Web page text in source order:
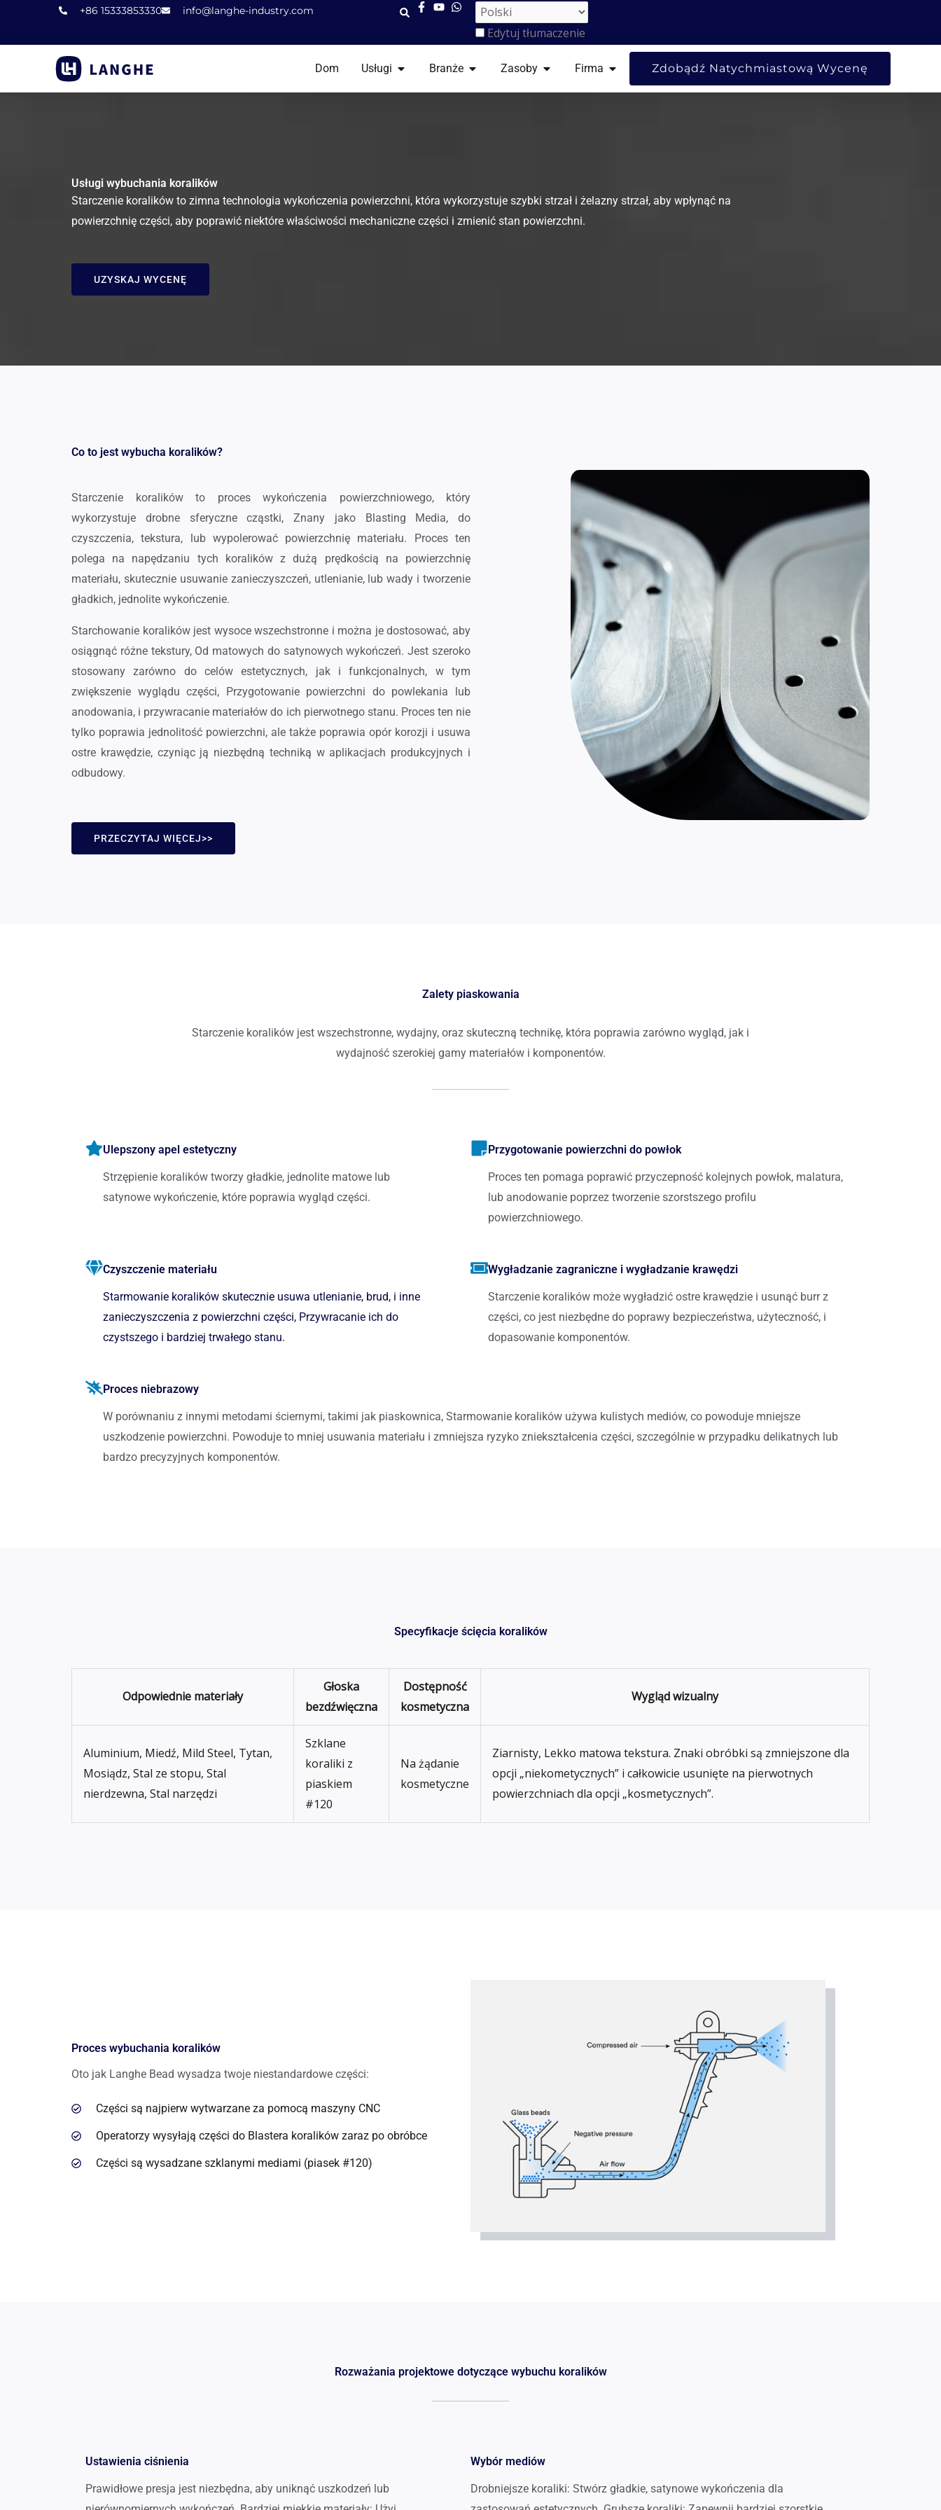
treści
+86 15333853330 info@langhe-industry.com
Edytuj tłumaczenie
Dom Usługi OTWARTE USŁUGI
Branże OTWARTE BRANŻE
Zasoby OTWARTE ZASOBY
Firma OTWARTE FIRMAZdobądź Natychmiastową Wycenę
Usługi wybuchania koralików
Starczenie koralików to zimna technologia wykończenia powierzchni, która wykorzystuje szybki strzał i żelazny strzał, aby wpłynąć na
powierzchnię części, aby poprawić niektóre właściwości mechaniczne części i zmienić stan powierzchni.
UZYSKAJ WYCENĘ
Co to jest wybucha koralików?
Starczenie koralików to proces wykończenia powierzchniowego, który
wykorzystuje drobne sferyczne cząstki, Znany jako Blasting Media, do
czyszczenia, tekstura, lub wypolerować powierzchnię materiału. Proces ten
polega na napędzaniu tych koralików z dużą prędkością na powierzchnię
materiału, skutecznie usuwanie zanieczyszczeń, utlenianie, lub wady i tworzenie
gładkich, jednolite wykończenie.
Starchowanie koralików jest wysoce wszechstronne i można je dostosować, aby
osiągnąć różne tekstury, Od matowych do satynowych wykończeń. Jest szeroko
stosowany zarówno do celów estetycznych, jak i funkcjonalnych, w tym
zwiększenie wyglądu części, Przygotowanie powierzchni do powlekania lub
anodowania, i przywracanie materiałów do ich pierwotnego stanu. Proces ten nie
tylko poprawia jednolitość powierzchni, ale także poprawia opór korozji i usuwa
ostre krawędzie, czyniąc ją niezbędną techniką w aplikacjach produkcyjnych i
odbudowy.
PRZECZYTAJ WIĘCEJ>>
Zalety piaskowania
Starczenie koralików jest wszechstronne, wydajny, oraz skuteczną technikę, która poprawia zarówno wygląd, jak i
wydajność szerokiej gamy materiałów i komponentów.
Ulepszony apel estetyczny
Strzępienie koralików tworzy gładkie, jednolite matowe lub
satynowe wykończenie, które poprawia wygląd części.
Przygotowanie powierzchni do powłok
Proces ten pomaga poprawić przyczepność kolejnych powłok, malatura,
lub anodowanie poprzez tworzenie szorstszego profilu
powierzchniowego.
Czyszczenie materiału
Starmowanie koralików skutecznie usuwa utlenianie, brud, i inne
zanieczyszczenia z powierzchni części, Przywracanie ich do
czystszego i bardziej trwałego stanu.
Wygładzanie zagraniczne i wygładzanie krawędzi
Starczenie koralików może wygładzić ostre krawędzie i usunąć burr z
części, co jest niezbędne do poprawy bezpieczeństwa, użyteczność, i
dopasowanie komponentów.
Proces niebrazowy
W porównaniu z innymi metodami ściernymi, takimi jak piaskownica, Starmowanie koralików używa kulistych mediów, co powoduje mniejsze
uszkodzenie powierzchni. Powoduje to mniej usuwania materiału i zmniejsza ryzyko zniekształcenia części, szczególnie w przypadku delikatnych lub
bardzo precyzyjnych komponentów.
Specyfikacje ścięcia koralików
Odpowiednie materiały
Głoska
bezdźwięczna
Dostępność
kosmetyczna
Wygląd wizualny
Aluminium, Miedź, Mild Steel, Tytan,
Mosiądz, Stal ze stopu, Stal
nierdzewna, Stal narzędzi
Szklane
koraliki z
piaskiem
#120
Na żądanie
kosmetyczne
Ziarnisty, Lekko matowa tekstura. Znaki obróbki są zmniejszone dla
opcji „niekometycznych” i całkowicie usunięte na pierwotnych
powierzchniach dla opcji „kosmetycznych”.
Proces wybuchania koralików
Oto jak Langhe Bead wysadza twoje niestandardowe części:
Części są najpierw wytwarzane za pomocą maszyny CNC
Operatorzy wysyłają części do Blastera koralików zaraz po obróbce
Części są wysadzane szklanymi mediami (piasek #120)
Rozważania projektowe dotyczące wybuchu koralików
Ustawienia ciśnienia
Prawidłowe presja jest niezbędna, aby uniknąć uszkodzeń lub
Wybór mediów
Drobniejsze koraliki: Stwórz gładkie, satynowe wykończenia dla